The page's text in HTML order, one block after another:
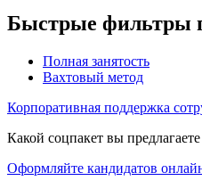
Быстрые фильтры
Полная занятость
Вахтовый метод
Корпоративная поддержка
Какой соцпакет вы
Оформляйте кандидатов